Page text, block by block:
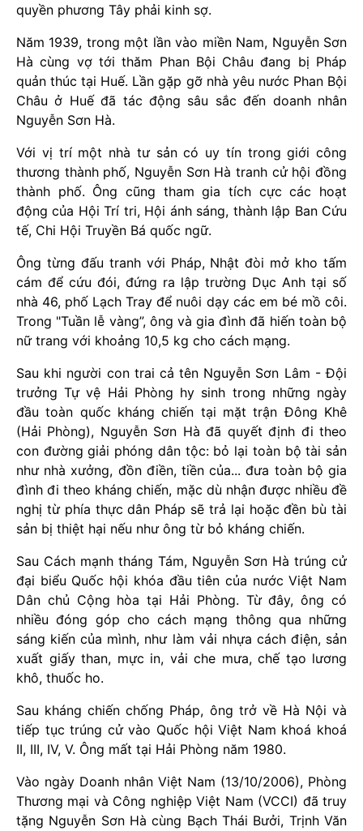
quyền phương Tây phải kinh sợ.
Năm 1939, trong một lần vào miền Nam, Nguyễn Sơn
Hà cùng vợ tới thăm Phan Bội Châu đang bị Pháp
quản thúc tại Huế. Lần gặp gỡ nhà yêu nước Phan Bội
Châu ở Huế đã tác động sâu sắc đến doanh nhân
Nguyễn Sơn Hà.
Với vị trí một nhà tư sản có uy tín trong giới công
thương thành phố, Nguyễn Sơn Hà tranh cử hội đồng
thành phố. Ông cũng tham gia tích cực các hoạt
động của Hội Trí tri, Hội ánh sáng, thành lập Ban Cứu
tế, Chi Hội Truyền Bá quốc ngữ.
Ông từng đấu tranh với Pháp, Nhật đòi mở kho tấm
cám để cứu đói, đứng ra lập trường Dục Anh tại số
nhà 46, phố Lạch Tray để nuôi dạy các em bé mồ côi.
Trong "Tuần lễ vàng”, ông và gia đình đã hiến toàn bộ
nữ trang với khoảng 10,5 kg cho cách mạng.
Sau khi người con trai cả tên Nguyễn Sơn Lâm - Đội
trưởng Tự vệ Hải Phòng hy sinh trong những ngày
đầu toàn quốc kháng chiến tại mặt trận Đông Khê
(Hải Phòng), Nguyễn Sơn Hà đã quyết định đi theo
con đường giải phóng dân tộc: bỏ lại toàn bộ tài sản
như nhà xưởng, đồn điền, tiền của... đưa toàn bộ gia
đình đi theo kháng chiến, mặc dù nhận được nhiều đề
nghị từ phía thực dân Pháp sẽ trả lại hoặc đền bù tài
sản bị thiệt hại nếu như ông từ bỏ kháng chiến.
Sau Cách mạnh tháng Tám, Nguyễn Sơn Hà trúng cử
đại biểu Quốc hội khóa đầu tiên của nước Việt Nam
Dân chủ Cộng hòa tại Hải Phòng. Từ đây, ông có
nhiều đóng góp cho cách mạng thông qua những
sáng kiến của mình, như làm vải nhựa cách điện, sản
xuất giấy than, mực in, vải che mưa, chế tạo lương
khô, thuốc ho.
Sau kháng chiến chống Pháp, ông trở về Hà Nội và
tiếp tục trúng cử vào Quốc hội Việt Nam khoá khoá
II, III, IV, V. Ông mất tại Hải Phòng năm 1980.
Vào ngày Doanh nhân Việt Nam (13/10/2006), Phòng
Thương mại và Công nghiệp Việt Nam (VCCI) đã truy
tặng Nguyễn Sơn Hà cùng Bạch Thái Bưởi, Trịnh Văn